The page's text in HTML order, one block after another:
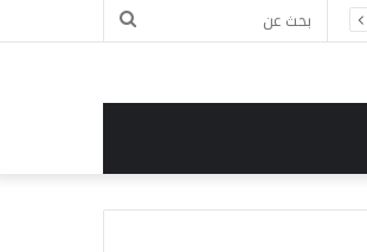
بحث